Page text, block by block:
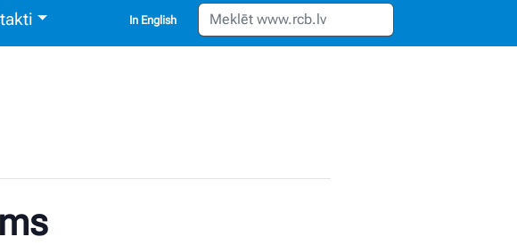
English